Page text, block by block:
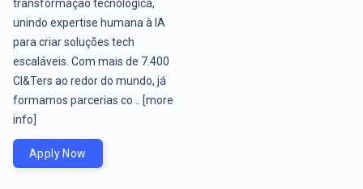
transformação tecnológica,
unindo expertise humana à IA
para criar soluções tech
escaláveis. Com mais de 7.400
CI&Ters ao redor do mundo, já
formamos parcerias co ..
[more
info]
Apply Now